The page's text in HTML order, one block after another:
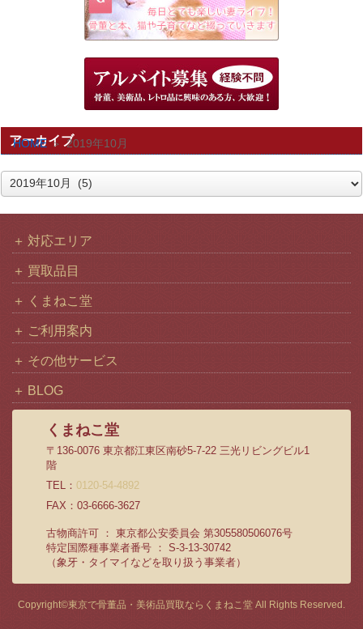
HOME 2019年10月
アーカイブ
ア
対応エリア
買取品目
くまねこ堂
ご利用案内
その他サービス
BLOG
くまねこ堂
〒136-0076 東京都江東区南砂5-7-22 三光リビングビル1
階
TEL： 0120-54-4892
FAX：03-6666-3627
古物商許可 ： 東京都公安委員会 第305580506076号
特定国際種事業者番号 ： S-3-13-30742
（象牙・タイマイなどを取り扱う事業者）
Copyright©東京で骨董品・美術品買取ならくまねこ堂 All Rights Reserved.